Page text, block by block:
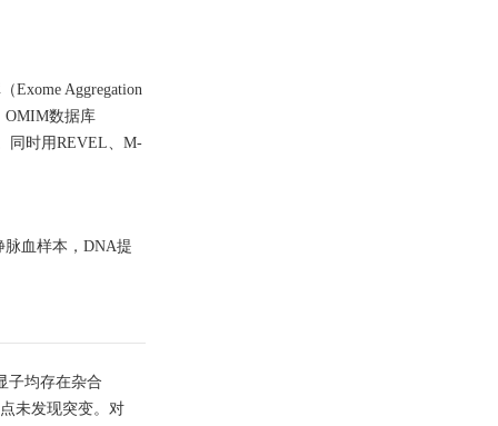
Exome Aggregation
OMIM数据库
同时用REVEL、M-
脉血样本，DNA提
子均存在杂合
未发现突变。对